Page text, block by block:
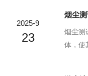
光强度
常用的
采用此
成时的
光学冷
降至露
2025-9
23
烟尘
烟尘测
体，使